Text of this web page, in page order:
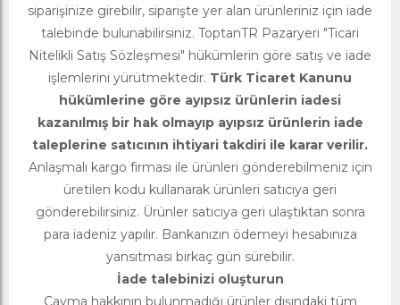
siparişinize girebilir, siparişte yer alan ürünleriniz için iade
talebinde bulunabilirsiniz. ToptanTR Pazaryeri "Ticari
Nitelikli Satış Sözleşmesi" hükümlerin göre satış ve iade
işlemlerini yürütmektedir. Türk Ticaret Kanunu
hükümlerine göre ayıpsız ürünlerin iadesi
kazanılmış bir hak olmayıp ayıpsız ürünlerin iade
taleplerine satıcının ihtiyari takdiri ile karar verilir.
Anlaşmalı kargo firması ile ürünleri gönderebilmeniz için
üretilen kodu kullanarak ürünleri satıcıya geri
gönderebilirsiniz. Ürünler satıcıya geri ulaştıktan sonra
para iadeniz yapılır. Bankanızın ödemeyi hesabınıza
yansıtması birkaç gün sürebilir.
İade talebinizi oluşturun